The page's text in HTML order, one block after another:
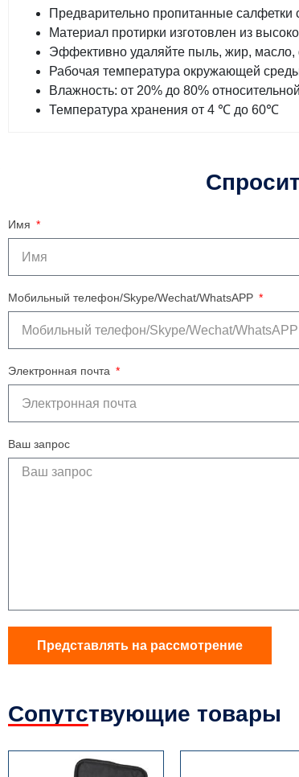
Предварительно пропитанные салфетки
Материал протирки изготовлен из
Эффективно удаляйте пыль, жир, масло,
Рабочая температура окружающей
Влажность: от 20% до 80%
Температура хранения от 4 ℃ до 60℃
Имя
Мобильный телефон/Skype/Wechat/WhatsAPP
Электронная почта
Ваш запрос
Представлять на рассмотрение
Сопутствующие товары